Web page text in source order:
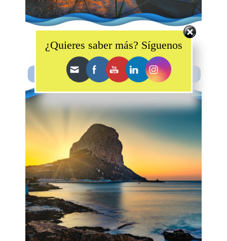
¿Quieres saber más? Síguenos
Set Youtube Channel ID